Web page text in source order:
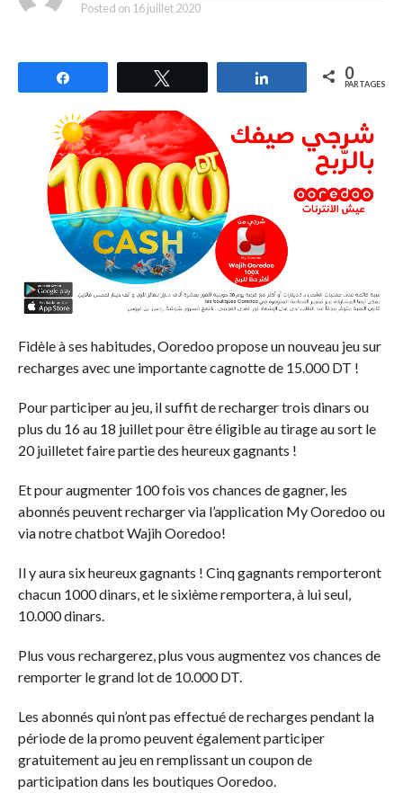
Posted on 16 juillet 2020
Partagez 0
PARTAGES
Fidèle à ses habitudes, Ooredoo propose un nouveau jeu sur
recharges avec une importante cagnotte de 15.000 DT !
Pour participer au jeu, il suffit de recharger trois dinars ou
plus du 16 au 18 juillet pour être éligible au tirage au sort le
20 juilletet faire partie des heureux gagnants !
Et pour augmenter 100 fois vos chances de gagner, les
abonnés peuvent recharger via l’application My Ooredoo ou
via notre chatbot Wajih Ooredoo!
Il y aura six heureux gagnants ! Cinq gagnants remporteront
chacun 1000 dinars, et le sixième remportera, à lui seul,
10.000 dinars.
Plus vous rechargerez, plus vous augmentez vos chances de
remporter le grand lot de 10.000 DT.
Les abonnés qui n’ont pas effectué de recharges pendant la
période de la promo peuvent également participer
gratuitement au jeu en remplissant un coupon de
participation dans les boutiques Ooredoo.